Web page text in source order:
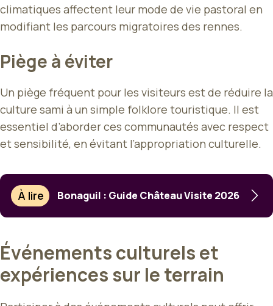
climatiques affectent leur mode de vie pastoral en
modifiant les parcours migratoires des rennes.
Piège à éviter
Un piège fréquent pour les visiteurs est de réduire la
culture sami à un simple folklore touristique. Il est
essentiel d’aborder ces communautés avec respect
et sensibilité, en évitant l’appropriation culturelle.
À lire Bonaguil : Guide Château Visite 2026
Événements culturels et
expériences sur le terrain